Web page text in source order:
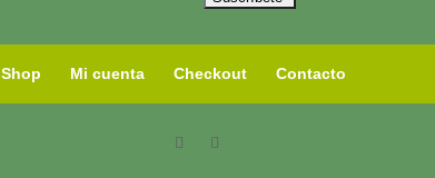
Shop Mi cuenta Checkout Contacto